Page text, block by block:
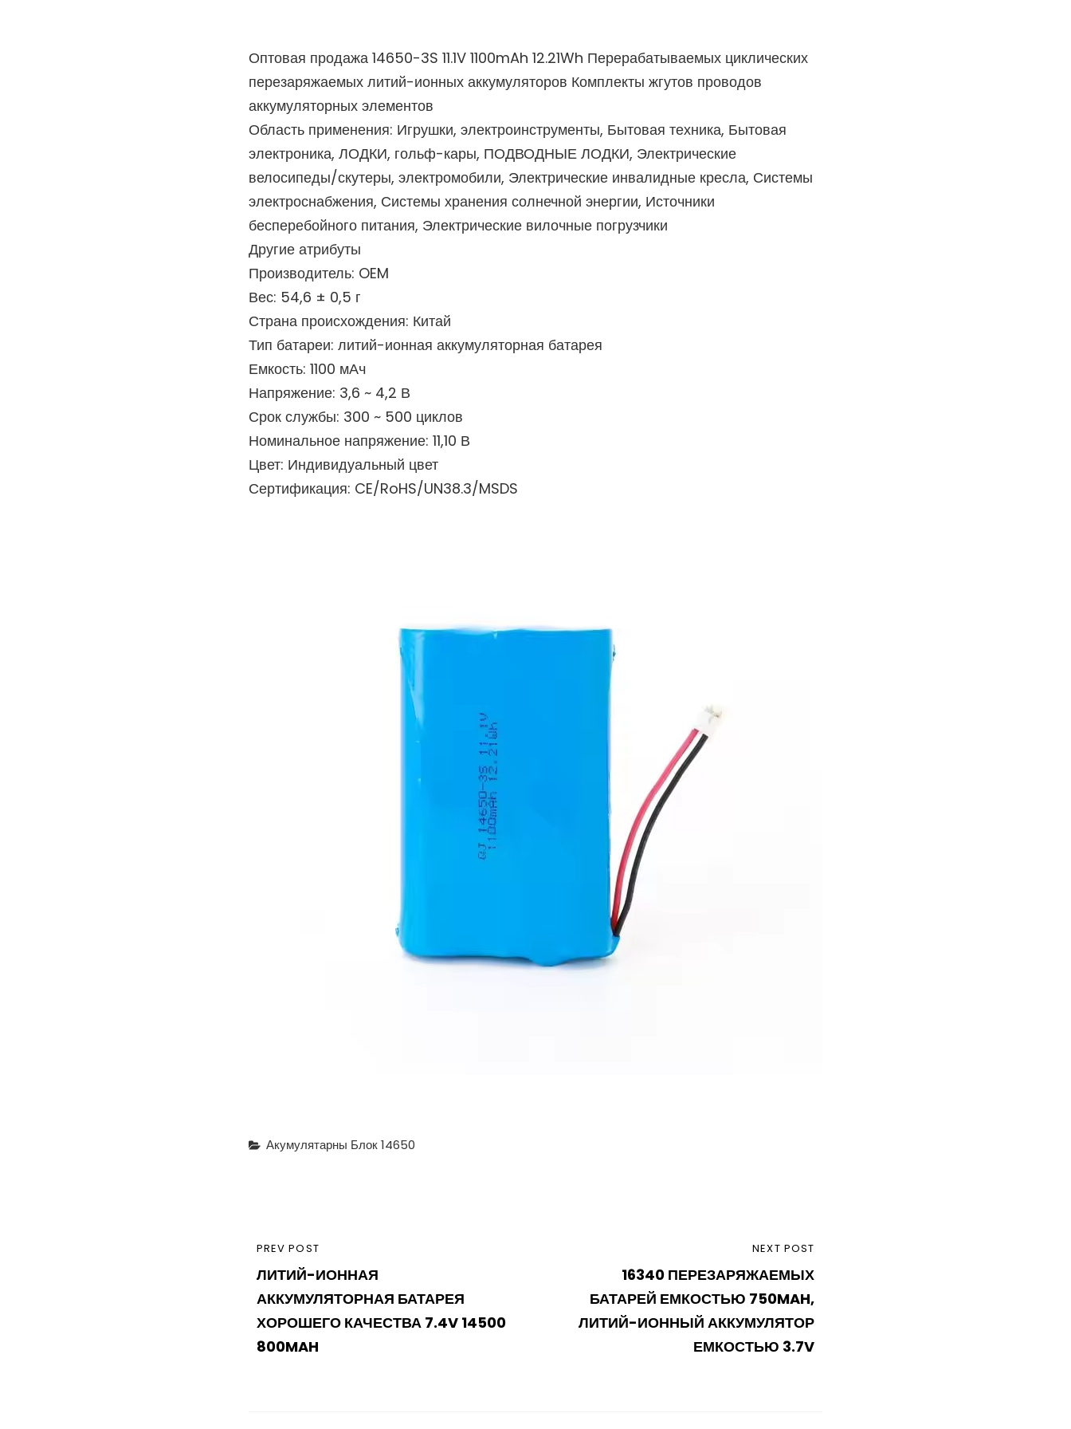
Оптовая продажа 14650-3S 11.1V 1100mAh 12.21Wh Перерабатываемых циклических
перезаряжаемых литий-ионных аккумуляторов Комплекты жгутов проводов
аккумуляторных элементов
Область применения: Игрушки, электроинструменты, Бытовая техника, Бытовая
электроника, ЛОДКИ, гольф-кары, ПОДВОДНЫЕ ЛОДКИ, Электрические
велосипеды/скутеры, электромобили, Электрические инвалидные кресла, Системы
электроснабжения, Системы хранения солнечной энергии, Источники
бесперебойного питания, Электрические вилочные погрузчики
Другие атрибуты
Производитель: OEM
Вес: 54,6 ± 0,5 г
Страна происхождения: Китай
Тип батареи: литий-ионная аккумуляторная батарея
Емкость: 1100 мАч
Напряжение: 3,6 ~ 4,2 В
Срок службы: 300 ~ 500 циклов
Номинальное напряжение: 11,10 В
Цвет: Индивидуальный цвет
Сертификация: CE/RoHS/UN38.3/MSDS
Categories
Акумулятарны Блок 14650
Навігацыя
па
запісах
PREVIOUS
POST
PREV POST
ЛИТИЙ-ИОННАЯ
АККУМУЛЯТОРНАЯ БАТАРЕЯ
ХОРОШЕГО КАЧЕСТВА 7.4V 14500
800MAH
NEXT POST
16340 ПЕРЕЗАРЯЖАЕМЫХ
БАТАРЕЙ ЕМКОСТЬЮ 750MAH,
ЛИТИЙ-ИОННЫЙ АККУМУЛЯТОР
ЕМКОСТЬЮ 3.7V